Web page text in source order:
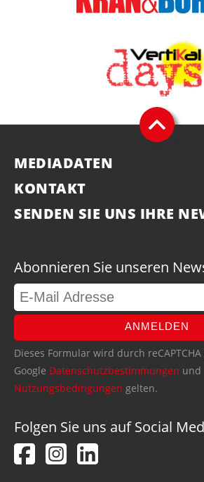
MEDIADATEN
KONTAKT
SENDEN SIE UNS IHRE
Abonnieren Sie unseren
ANMELDEN
Dieses Formular wird durch
Google Datenschutzbestimmungen und
Nutzungsbedingungen gelten.
Folgen Sie uns auf Social